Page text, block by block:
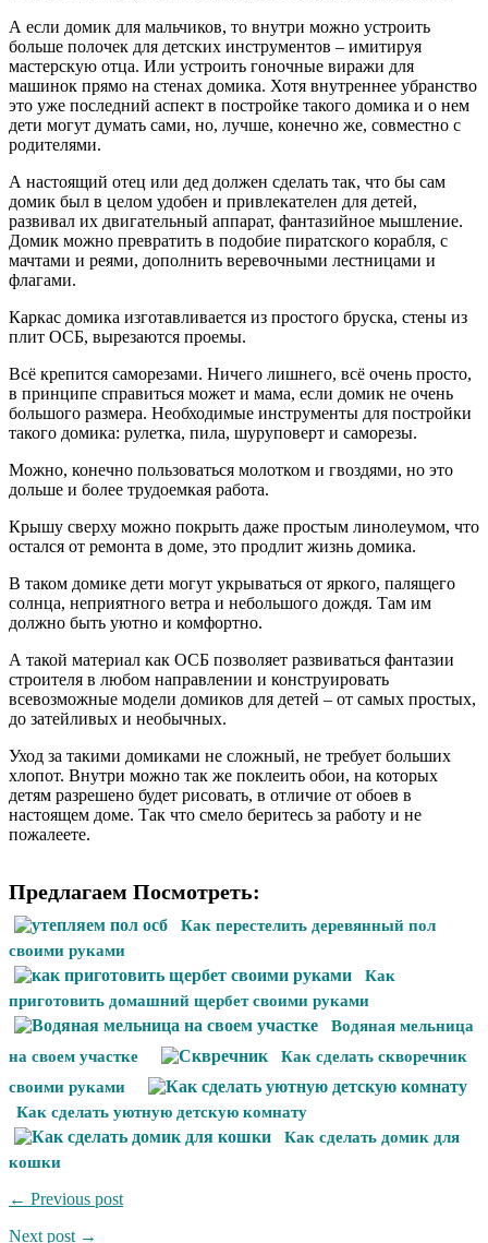
А если домик для мальчиков, то внутри можно устроить
больше полочек для детских инструментов – имитируя
мастерскую отца. Или устроить гоночные виражи для
машинок прямо на стенах домика. Хотя внутреннее убранство
это уже последний аспект в постройке такого домика и о нем
дети могут думать сами, но, лучше, конечно же, совместно с
родителями.
А настоящий отец или дед должен сделать так, что бы сам
домик был в целом удобен и привлекателен для детей,
развивал их двигательный аппарат, фантазийное мышление.
Домик можно превратить в подобие пиратского корабля, с
мачтами и реями, дополнить веревочными лестницами и
флагами.
Каркас домика изготавливается из простого бруска, стены из
плит ОСБ, вырезаются проемы.
Всё крепится саморезами. Ничего лишнего, всё очень просто,
в принципе справиться может и мама, если домик не очень
большого размера. Необходимые инструменты для постройки
такого домика: рулетка, пила, шуруповерт и саморезы.
Можно, конечно пользоваться молотком и гвоздями, но это
дольше и более трудоемкая работа.
Крышу сверху можно покрыть даже простым линолеумом, что
остался от ремонта в доме, это продлит жизнь домика.
В таком домике дети могут укрываться от яркого, палящего
солнца, неприятного ветра и небольшого дождя. Там им
должно быть уютно и комфортно.
А такой материал как ОСБ позволяет развиваться фантазии
строителя в любом направлении и конструировать
всевозможные модели домиков для детей – от самых простых,
до затейливых и необычных.
Уход за такими домиками не сложный, не требует больших
хлопот. Внутри можно так же поклеить обои, на которых
детям разрешено будет рисовать, в отличие от обоев в
настоящем доме. Так что смело беритесь за работу и не
пожалеете.
Предлагаем Посмотреть:
Как перестелить деревянный пол
своими руками
Как
приготовить домашний щербет своими руками
Водяная мельница
на своем участке
Как сделать скворечник
своими руками
Как сделать уютную детскую комнату
Как сделать домик для
кошки
← Previous post
Next post →